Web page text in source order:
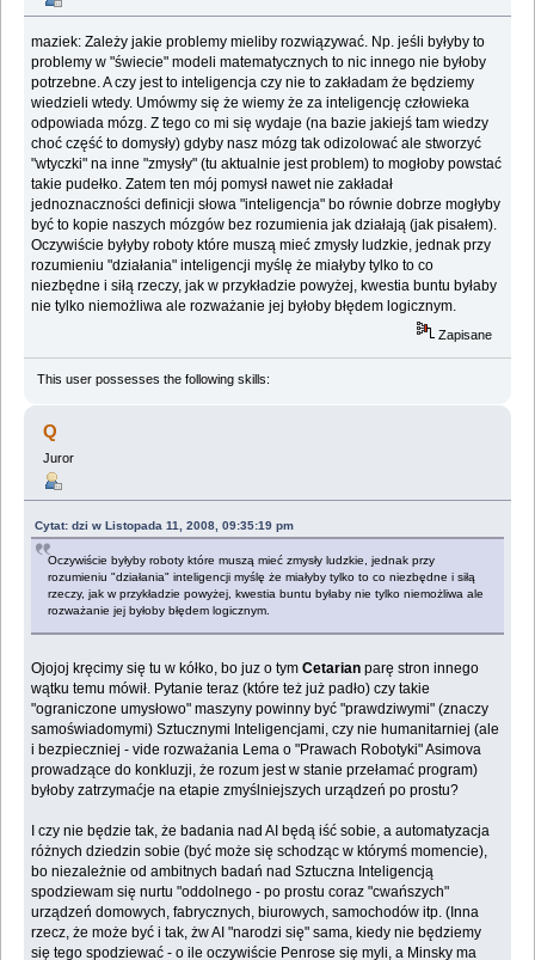
maziek: Zależy jakie problemy mieliby rozwiązywać. Np. jeśli byłyby to
problemy w "świecie" modeli matematycznych to nic innego nie byłoby
potrzebne. A czy jest to inteligencja czy nie to zakładam że będziemy
wiedzieli wtedy. Umówmy się że wiemy że za inteligencję człowieka
odpowiada mózg. Z tego co mi się wydaje (na bazie jakiejś tam wiedzy
choć część to domysły) gdyby nasz mózg tak odizolować ale stworzyć
"wtyczki" na inne "zmysły" (tu aktualnie jest problem) to mogłoby powstać
takie pudełko. Zatem ten mój pomysł nawet nie zakładał
jednoznaczności definicji słowa "inteligencja" bo równie dobrze mogłyby
być to kopie naszych mózgów bez rozumienia jak działają (jak pisałem).
Oczywiście byłyby roboty które muszą mieć zmysły ludzkie, jednak przy
rozumieniu "działania" inteligencji myślę że miałyby tylko to co
niezbędne i siłą rzeczy, jak w przykładzie powyżej, kwestia buntu byłaby
nie tylko niemożliwa ale rozważanie jej byłoby błędem logicznym.
Zapisane
This user possesses the following skills:
Q
Juror
Cytat: dzi w Listopada 11, 2008, 09:35:19 pm
Oczywiście byłyby roboty które muszą mieć zmysły ludzkie, jednak przy
rozumieniu "działania" inteligencji myślę że miałyby tylko to co niezbędne i siłą
rzeczy, jak w przykładzie powyżej, kwestia buntu byłaby nie tylko niemożliwa ale
rozważanie jej byłoby błędem logicznym.
Ojojoj kręcimy się tu w kółko, bo juz o tymCetarian parę stron innego
wątku temu mówił. Pytanie teraz (które też już padło) czy takie
"ograniczone umysłowo" maszyny powinny być "prawdziwymi" (znaczy
samoświadomymi) Sztucznymi Inteligencjami, czy nie humanitarniej (ale
i bezpieczniej - vide rozważania Lema o "Prawach Robotyki" Asimova
prowadzące do konkluzji, że rozum jest w stanie przełamać program)
byłoby zatrzymaćje na etapie zmyślniejszych urządzeń po prostu?
I czy nie będzie tak, że badania nad AI będą iść sobie, a automatyzacja
różnych dziedzin sobie (być może się schodząc w którymś momencie),
bo niezależnie od ambitnych badań nad Sztuczna Inteligencją
spodziewam się nurtu "oddolnego - po prostu coraz "cwańszych"
urządzeń domowych, fabrycznych, biurowych, samochodów itp. (Inna
rzecz, że może być i tak, żw AI "narodzi się" sama, kiedy nie będziemy
się tego spodziewać - o ile oczywiście Penrose się myli, a Minsky ma